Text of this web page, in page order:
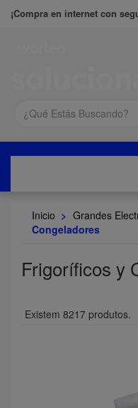
¡Compra en internet con
Inicio > Grandes
Congeladores
Frigoríficos y
Existem 8217 produtos.